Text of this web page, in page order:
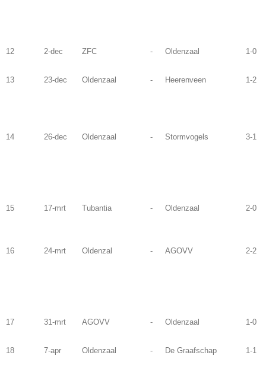
12 2-dec ZFC - Oldenzaal 1-0
13 23-dec Oldenzaal - Heerenveen 1-2
14 26-dec Oldenzaal - Stormvogels 3-1
15 17-mrt Tubantia - Oldenzaal 2-0
16 24-mrt Oldenzal - AGOVV 2-2
17 31-mrt AGOVV - Oldenzaal 1-0
18 7-apr Oldenzaal - De Graafschap 1-1